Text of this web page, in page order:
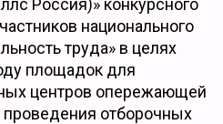
национального
труда» в целях
площадок для
центров опережающей
проведения отборочных